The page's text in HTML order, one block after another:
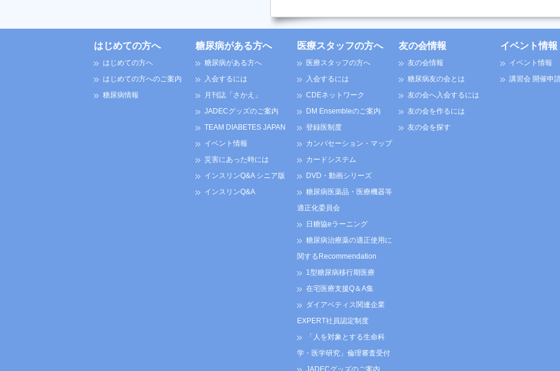
はじめての方へ
はじめての方へ
はじめての方へのご案内
糖尿病情報
糖尿病がある方へ
糖尿病がある方へ
入会するには
月刊誌「さかえ」
JADECグッズのご案内
TEAM DIABETES JAPAN
イベント情報
災害にあった時には
インスリンQ&A シニア版
インスリンQ&A
医療スタッフの方へ
医療スタッフの方へ
入会するには
CDEネットワーク
DM Ensembleのご案内
登録医制度
カンバセーション・マップ
カードシステム
DVD・動画シリーズ
糖尿病医薬品・医療機器等
適正化委員会
日糖協eラーニング
糖尿病治療薬の適正使用に
関するRecommendation
1型糖尿病移行期医療
在宅医療支援Q＆A集
ダイアベティス関連企業
EXPERT社員認定制度
「人を対象とする生命科
学・医学研究」倫理審査受付
友の会情報
友の会情報
糖尿病友の会とは
友の会へ入会するには
友の会を作るには
友の会を探す
イベント情報
イベント情報
講習会 開催申